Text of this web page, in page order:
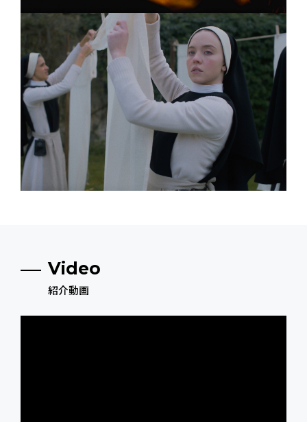
Video
紹介動画